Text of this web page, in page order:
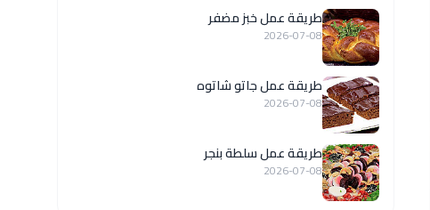
طريقة عمل خبز مضفر
2026-07-08
طريقة عمل جاتو شاتوه
2026-07-08
طريقة عمل سلطة بنجر
2026-07-08